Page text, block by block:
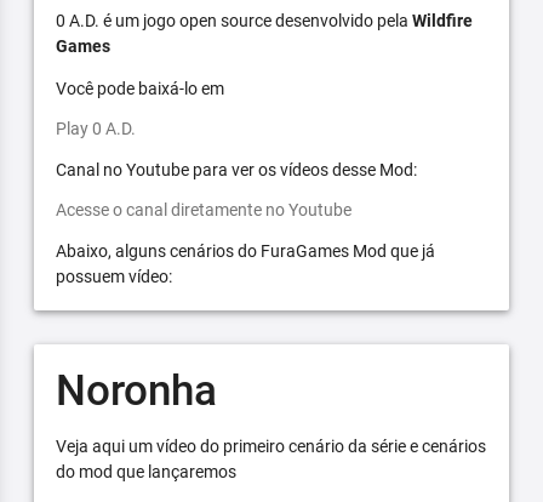
0 A.D. é um jogo open source desenvolvido pela Wildfire
Games
Você pode baixá-lo em
Play 0 A.D.
Canal no Youtube para ver os vídeos desse Mod:
Acesse o canal diretamente no Youtube
Abaixo, alguns cenários do FuraGames Mod que já
possuem vídeo:
Noronha
Veja aqui um vídeo do primeiro cenário da série e cenários
do mod que lançaremos